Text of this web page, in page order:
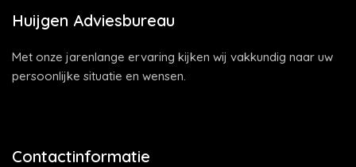
Huijgen Adviesbureau
Met onze jarenlange ervaring kijken wij vakkundig naar uw
persoonlijke situatie en wensen.
Contactinformatie